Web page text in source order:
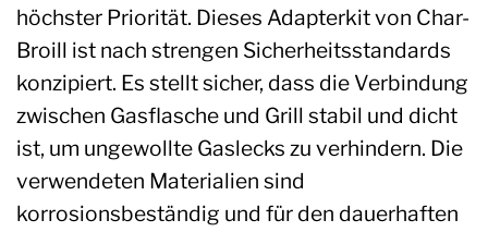
höchster Priorität. Dieses Adapterkit von Char-
Broill ist nach strengen Sicherheitsstandards
konzipiert. Es stellt sicher, dass die Verbindung
zwischen Gasflasche und Grill stabil und dicht
ist, um ungewollte Gaslecks zu verhindern. Die
verwendeten Materialien sind
korrosionsbeständig und für den dauerhaften